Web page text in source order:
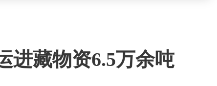
进藏物资6.5万余吨